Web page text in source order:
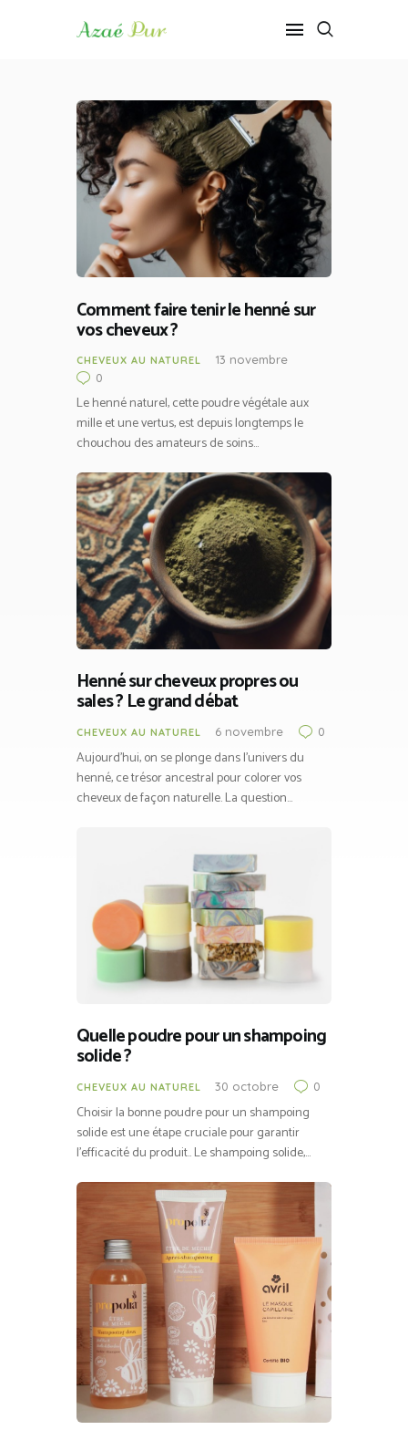
ACCUEIL
CHEVEUX AU NATUREL
PEAU AU NATUREL
RECETTES MAISON
Comment faire tenir le henné sur
vos cheveux ?
CHEVEUX AU NATUREL
13 novembre
0
Le henné naturel, cette poudre végétale aux
mille et une vertus, est depuis longtemps le
chouchou des amateurs de soins…
Henné sur cheveux propres ou
sales ? Le grand débat
CHEVEUX AU NATUREL 6 novembre 0
Aujourd’hui, on se plonge dans l’univers du
henné, ce trésor ancestral pour colorer vos
cheveux de façon naturelle. La question…
Quelle poudre pour un shampoing
solide ?
CHEVEUX AU NATUREL 30 octobre 0
Choisir la bonne poudre pour un shampoing
solide est une étape cruciale pour garantir
l’efficacité du produit.. Le shampoing solide,…